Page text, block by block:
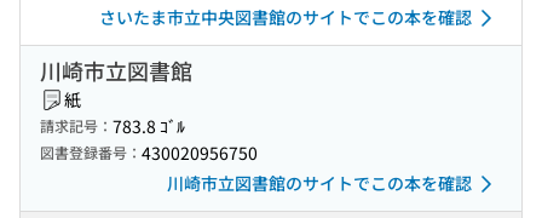
さいたま市立中央図書館のサイトでこの本を確認
川崎市立図書館
紙
請求記号： 783.8 ｺﾞﾙ
図書登録番号： 430020956750
川崎市立図書館のサイトでこの本を確認